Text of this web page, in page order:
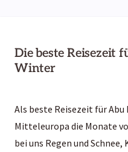
Die beste Reisezeit
Winter
Als beste Reisezeit für Abu
Mitteleuropa die Monate
bei uns Regen und